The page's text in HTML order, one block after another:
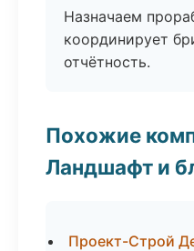
Назначаем
координирует
отчётность.
Похожие
Ландшафт и
Проект-Строй